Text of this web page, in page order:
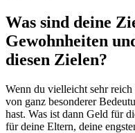
Was sind deine
Gewohnheiten
diesen Zielen?
Wenn du vielleicht sehr
von ganz besonderer
hast. Was ist dann Geld für
für deine Eltern, deine